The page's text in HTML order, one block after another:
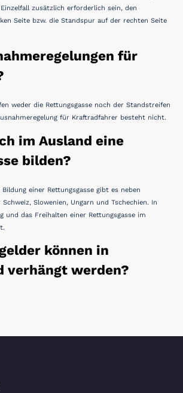
zusätzlich erforderlich sein, den
Seite bzw. die Standspur auf der rechten Seite
für
weder die Rettungsgasse noch der Standstreifen
für Kraftradfahrer besteht nicht.
im Ausland eine
bilden?
Bildung einer Rettungsgasse gibt es neben
Slowenien, Ungarn und Tschechien. In
und das Freihalten einer Rettungsgasse im
können in
verhängt werden?